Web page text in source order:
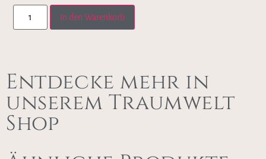
In den Warenkorb
Entdecke mehr in
unserem Traumwelt
Shop